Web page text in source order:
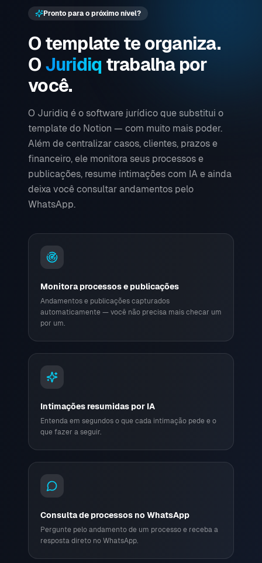
Pronto para o próximo nível?
O template te organiza.
O Juridiq trabalha por
você.
O Juridiq é o software jurídico que substitui o
template do Notion — com muito mais poder.
Além de centralizar casos, clientes, prazos e
financeiro, ele monitora seus processos e
publicações, resume intimações com IA e ainda
deixa você consultar andamentos pelo
WhatsApp.
Monitora processos e publicações
Andamentos e publicações capturados
automaticamente — você não precisa mais checar um
por um.
Intimações resumidas por IA
Entenda em segundos o que cada intimação pede e o
que fazer a seguir.
Consulta de processos no WhatsApp
Pergunte pelo andamento de um processo e receba a
resposta direto no WhatsApp.